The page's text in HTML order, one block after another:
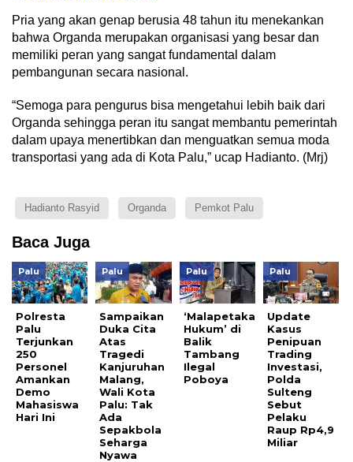
Pria yang akan genap berusia 48 tahun itu menekankan
bahwa Organda merupakan organisasi yang besar dan
memiliki peran yang sangat fundamental dalam
pembangunan secara nasional.
“Semoga para pengurus bisa mengetahui lebih baik dari
Organda sehingga peran itu sangat membantu pemerintah
dalam upaya menertibkan dan menguatkan semua moda
transportasi yang ada di Kota Palu,” ucap Hadianto. (Mrj)
Hadianto Rasyid Organda Pemkot Palu
Baca Juga
Palu
Polresta
Palu
Terjunkan
250
Personel
Amankan
Demo
Mahasiswa
Hari Ini
Palu
Sampaikan
Duka Cita
Atas
Tragedi
Kanjuruhan
Malang,
Wali Kota
Palu: Tak
Ada
Sepakbola
Seharga
Nyawa
Palu
‘Malapetaka
Hukum’ di
Balik
Tambang
Ilegal
Poboya
Palu
Update
Kasus
Penipuan
Trading
Investasi,
Polda
Sulteng
Sebut
Pelaku
Raup Rp4,9
Miliar